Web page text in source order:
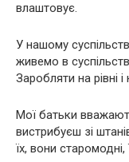
влаштовує.
У нашому
живемо в
Заробляти на рівні
Мої батьки
вистрибуєш зі
їх, вони